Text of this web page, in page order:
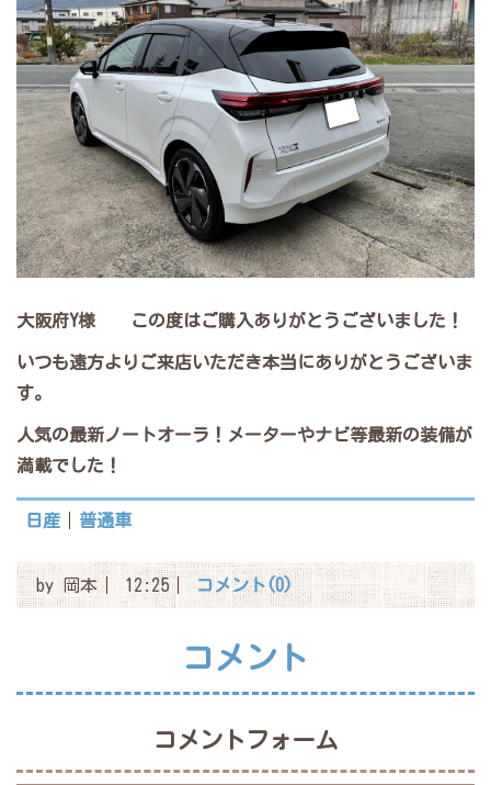
大阪府Y様 この度はご購入ありがとうございました！
いつも遠方よりご来店いただき本当にありがとうございま
す。
人気の最新ノートオーラ！メーターやナビ等最新の装備が
満載でした！
日産 普通車
by岡本 12:25 コメント(0)
コメント
コメントフォーム